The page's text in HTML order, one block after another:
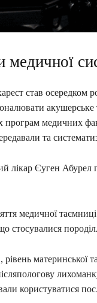
медичної
став осередком
акушерське
медичних
та
Єуген Абурел
медичної
стосувалися
материнської
користуватися